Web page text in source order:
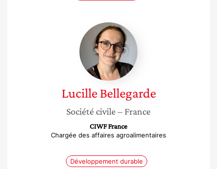
Lucille
Bellegarde
Lucille Bellegarde
Société civile – France
CIWF France
Chargée des affaires agroalimentaires
Développement durable